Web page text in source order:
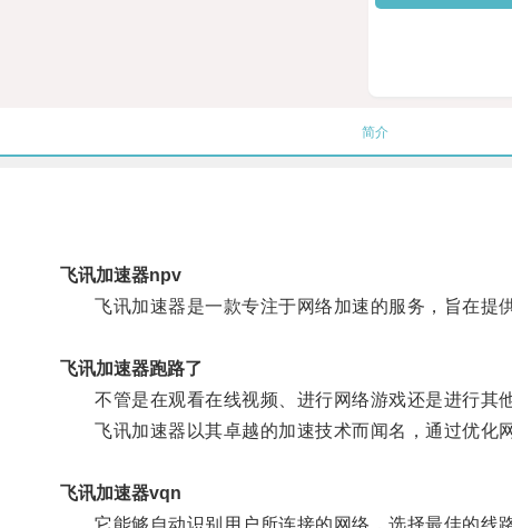
简介
飞讯加速器npv
飞讯加速器是一款专注于网络加速的服务，旨在提供
飞讯加速器跑路了
不管是在观看在线视频、进行网络游戏还是进行其他
飞讯加速器以其卓越的加速技术而闻名，通过优化网
飞讯加速器vqn
它能够自动识别用户所连接的网络，选择最佳的线